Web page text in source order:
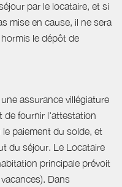
par le locataire, et si
mise en cause, il ne sera
le dépôt de
assurance villégiature
de fournir l'attestation
paiement du solde, et
du séjour. Le Locataire
principale prévoit
Dans